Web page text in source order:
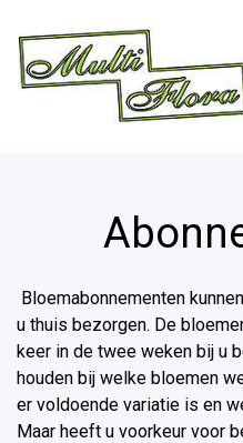
Bloemabonnementen
u thuis bezorgen. De
keer in de twee weken bij u
houden bij welke bloemen
er voldoende variatie is en
Maar heeft u voorkeur voor